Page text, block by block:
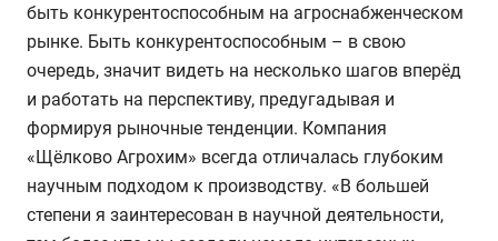
быть конкурентоспособным на агроснабженческом
рынке. Быть конкурентоспособным – в свою
очередь, значит видеть на несколько шагов вперёд
и работать на перспективу, предугадывая и
формируя рыночные тенденции. Компания
«Щёлково Агрохим» всегда отличалась глубоким
научным подходом к производству. «В большей
степени я заинтересован в научной деятельности,